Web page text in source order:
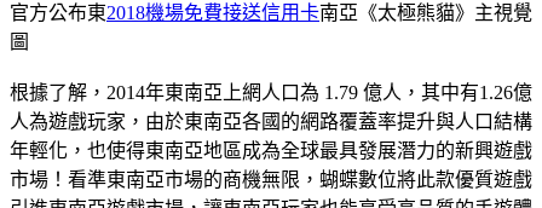
官方公布東2018機場免費接送信用卡南亞《太極熊貓》主視覺
圖
根據了解，2014年東南亞上網人口為 1.79 億人，其中有1.26億
人為遊戲玩家，由於東南亞各國的網路覆蓋率提升與人口結構
年輕化，也使得東南亞地區成為全球最具發展潛力的新興遊戲
市場！看準東南亞市場的商機無限，蝴蝶數位將此款優質遊戲